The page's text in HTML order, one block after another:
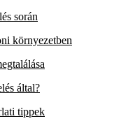
során
környezetben
által?
tippek